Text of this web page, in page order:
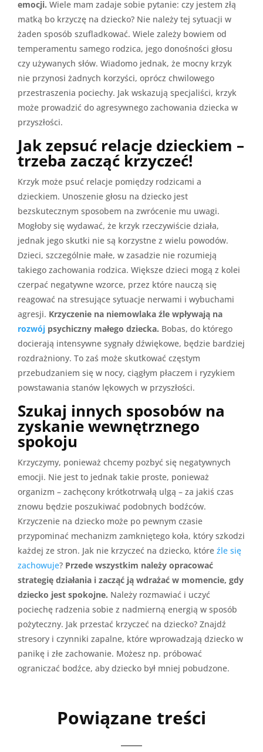
emocji. Wiele mam zadaje sobie pytanie: czy jestem złą
matką bo krzyczę na dziecko? Nie należy tej sytuacji w
żaden sposób szufladkować. Wiele zależy bowiem od
temperamentu samego rodzica, jego donośności głosu
czy używanych słów. Wiadomo jednak, że mocny krzyk
nie przynosi żadnych korzyści, oprócz chwilowego
przestraszenia pociechy. Jak wskazują specjaliści, krzyk
może prowadzić do agresywnego zachowania dziecka w
przyszłości.
Jak zepsuć relacje dzieckiem –
trzeba zacząć krzyczeć!
Krzyk może psuć relacje pomiędzy rodzicami a
dzieckiem. Unoszenie głosu na dziecko jest
bezskutecznym sposobem na zwrócenie mu uwagi.
Mogłoby się wydawać, że krzyk rzeczywiście działa,
jednak jego skutki nie są korzystne z wielu powodów.
Dzieci, szczególnie małe, w zasadzie nie rozumieją
takiego zachowania rodzica. Większe dzieci mogą z kolei
czerpać negatywne wzorce, przez które nauczą się
reagować na stresujące sytuacje nerwami i wybuchami
agresji. Krzyczenie na niemowlaka źle wpływają na
rozwój psychiczny małego dziecka. Bobas, do którego
docierają intensywne sygnały dźwiękowe, będzie bardziej
rozdrażniony. To zaś może skutkować częstym
przebudzaniem się w nocy, ciągłym płaczem i ryzykiem
powstawania stanów lękowych w przyszłości.
Szukaj innych sposobów na
zyskanie wewnętrznego
spokoju
Krzyczymy, ponieważ chcemy pozbyć się negatywnych
emocji. Nie jest to jednak takie proste, ponieważ
organizm – zachęcony krótkotrwałą ulgą – za jakiś czas
znowu będzie poszukiwać podobnych bodźców.
Krzyczenie na dziecko może po pewnym czasie
przypominać mechanizm zamkniętego koła, który szkodzi
każdej ze stron. Jak nie krzyczeć na dziecko, które źle się
zachowuje? Przede wszystkim należy opracować
strategię działania i zacząć ją wdrażać w momencie, gdy
dziecko jest spokojne. Należy rozmawiać i uczyć
pociechę radzenia sobie z nadmierną energią w sposób
pożyteczny. Jak przestać krzyczeć na dziecko? Znajdź
stresory i czynniki zapalne, które wprowadzają dziecko w
panikę i złe zachowanie. Możesz np. próbować
ograniczać bodźce, aby dziecko był mniej pobudzone.
Powiązane treści